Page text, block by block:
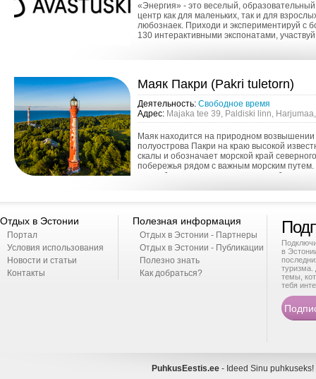
«Энергия» - это веселый,
центр как для маленьких, так и для
любознаек. Приходи и экспериментируй с
130 интерактивными экспонатами,
Маяк Пакри (Pakri tuletorn)
Деятельность: Свободное время
Адрес: Majaka tee 39, Paldiski linn,
Маяк находится на природном возвышении
полуострова Пакри на краю высокой
скалы и обозначает морской край северного
побережья рядом с важным морским
могло быть возведено на высоком берегу
Отдых в Эстонии
Портал
Условия использования
Новости и статьи
Контакты
Полезная информация
Отдых в Эстонии - Партнеры
Отдых в Эстонии - Публикации
Полезно знать
Как добраться?
в
туризма.
темы,
тебя
PuhkusEestis.ee- Ideed Sinu